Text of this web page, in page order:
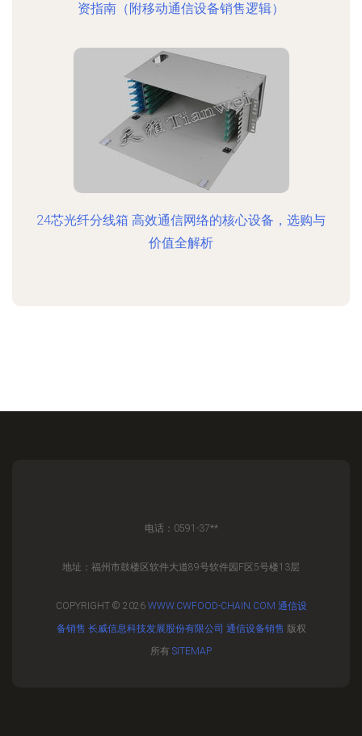
资指南（附移动通信设备销售逻辑）
24芯光纤分线箱 高效通信网络的核心设备，选购与
价值全解析
电话：0591-37**
地址：福州市鼓楼区软件大道89号软件园F区5号楼13层
COPYRIGHT © 2026 WWW.CWFOOD-CHAIN.COM 通信设
备销售 长威信息科技发展股份有限公司 通信设备销售 版权
所有 SITEMAP